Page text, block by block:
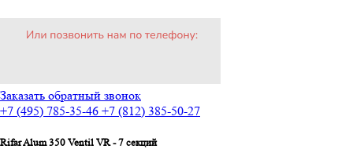
Заказать обратный звонок
+7 (495) 785-35-46 +7 (812) 385-50-27
Rifar Alum 350 Ventil VR - 7 секций